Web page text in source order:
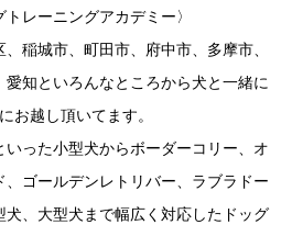
トレーニングアカデミー〉
稲城市、町田市、府中市、多摩市、
知といろんなところから犬と一緒に
お越し頂いてます。
いった小型犬からボーダーコリー、オ
ゴールデンレトリバー、ラブラドー
犬、大型犬まで幅広く対応したドッグ